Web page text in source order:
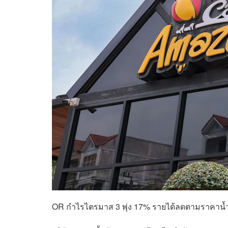
OR กำไรไตรมาส 3 พุ่ง 17% รายได้ลดตามราค